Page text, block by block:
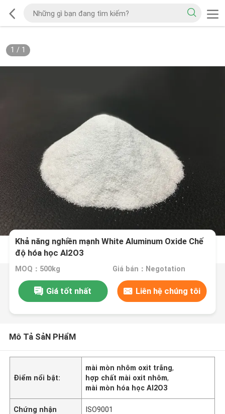
1 / 1
Khả năng nghiền mạnh White Aluminum Oxide Chế
độ hóa học Al2O3
MOQ：500kg Giá bán：Negotation
Giá tốt nhất Liên hệ chúng tôi
Mô Tả SảN PHẩM
Điểm nổi bật:
mài mòn nhôm oxit trắng,
hợp chất mài oxit nhôm,
mài mòn hóa học Al2O3
Chứng nhận ISO9001